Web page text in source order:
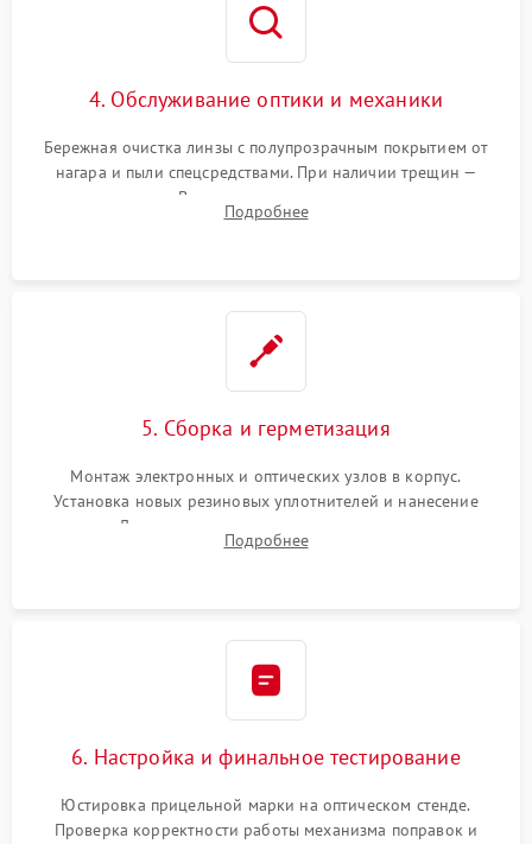
4. Обслуживание оптики и механики
Бережная очистка линзы с полупрозрачным покрытием от
нагара и пыли спецсредствами. При наличии трещин —
замена стекла. Восстановление или замена пружин и
резьбовых элементов в механизме ввода поправок для
Подробнее
5. Сборка и герметизация
Монтаж электронных и оптических узлов в корпус.
Установка новых резиновых уплотнителей и нанесение
герметика. Для закрытых коллиматоров — вакуумирование и
заполнение инертным газом для исключения запотевания
Подробнее
6. Настройка и финальное тестирование
Юстировка прицельной марки на оптическом стенде.
Проверка корректности работы механизма поправок и